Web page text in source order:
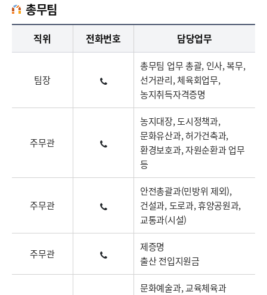
총무팀
총무팀업무담당자의 정보로 직급, 전화번호, 담당업무를 안내하고 있습니다
직위 전화번호 담당업무
팀장
총무팀 업무 총괄, 인사, 복무,
선거관리, 체육회업무,
농지취득자격증명
주무관
농지대장, 도시정책과,
문화유산과, 허가건축과,
환경보호과, 자원순환과 업무
등
주무관
안전총괄과(민방위 제외),
건설과, 도로과, 휴양공원과,
교통과(시설)
주무관
제증명
출산 전입지원금
문화예술과, 교육체육과